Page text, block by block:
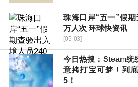
珠海口岸“五一”假
万人次 环球快资讯
[05-03]
今日热搜：Steam统
意拷打宝可梦！到
5！